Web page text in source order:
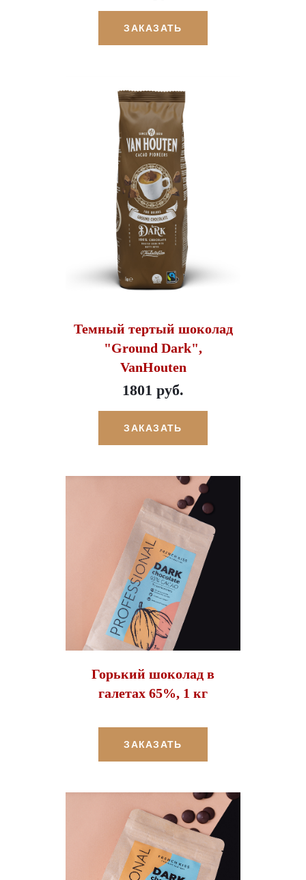
ЗАКАЗАТЬ
Темный тертый шоколад
"Ground Dark",
VanHouten
1801 руб.
ЗАКАЗАТЬ
Горький шоколад в
галетах 65%, 1 кг
ЗАКАЗАТЬ